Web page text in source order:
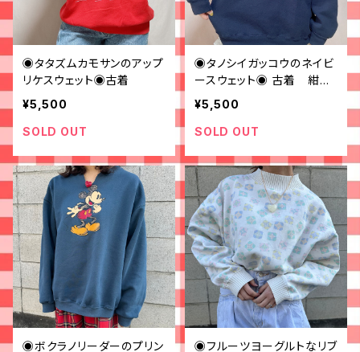
◉タタズムカモサンのアップ
リケスウェット◉古着
¥5,500
SOLD OUT
◉タノシイガッコウのネイビ
ースウェット◉ 古着 紺
ビッグサイズ
¥5,500
SOLD OUT
◉ボクラノリーダーのプリン
◉フルーツヨーグルトなリブ